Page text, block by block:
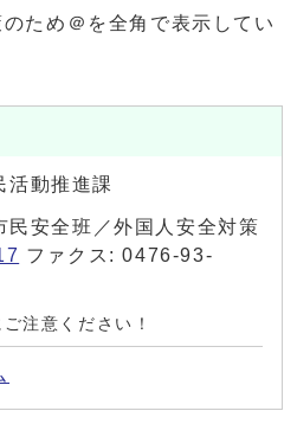
ため＠を全角で表示してい
活動推進課
民安全班／外国人安全対策
ファクス: 0476-93-
注意ください！